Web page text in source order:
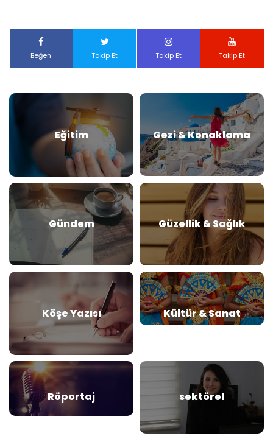
Beğen Takip Et Takip Et Takip Et
Eğitim Gezi & Konaklama
Gündem Güzellik & Sağlık
Köşe Yazısı Kültür & Sanat
Röportaj sektörel